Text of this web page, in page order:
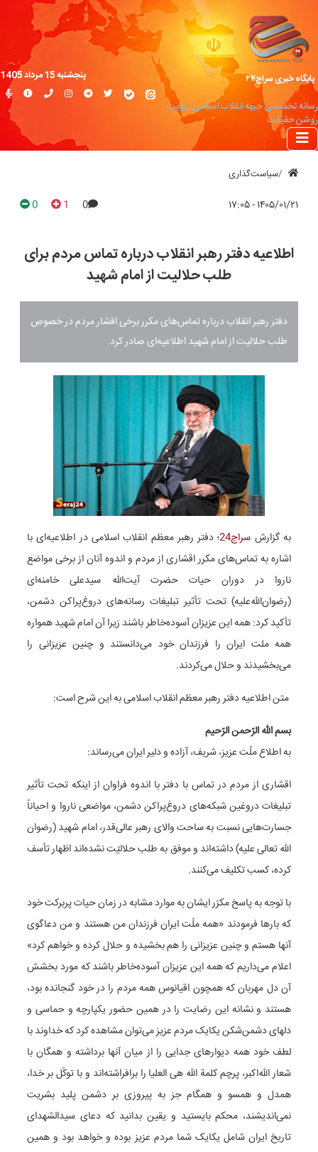
پایگاه خبری سراج۲۴
رسانه تخصصی جبهه انقلاب اسلامی؛ روایت
روشن حقیقت
پنجشنبه 15 مرداد 1405
سیاست‌گذاری
۱۴۰۵/۰۱/۲۱ - ۱۷:۰۵ 0
1
0
اطلاعیه دفتر رهبر انقلاب درباره تماس مردم برای
طلب حلالیت از امام شهید
دفتر رهبر انقلاب درباره تماس‌های مکرر برخی اقشار مردم در خصوص
طلب حلالیت از امام شهید اطلاعیه‌ای صادر کرد.
به گزارش سراج24
؛ دفتر رهبر معظم انقلاب اسلامی در اطلاعیه‌ای با
اشاره به تماس‌های مکرر اقشاری از مردم و اندوه آنان از برخی مواضع
ناروا در دوران حیات حضرت آیت‌‌الله سیدعلی خامنه‌ای
(رضوان‌الله‌علیه) تحت تأثیر تبلیغات رسانه‌های دروغ‌پراکن دشمن،
تأکید کرد: همه این عزیزان آسوده‌خاطر باشند زیرا آن امام شهید همواره
همه ملت ایران را فرزندان خود می‌دانستند و چنین عزیزانی را
می‌بخشیدند و حلال می‌کردند.
متن اطلاعیه دفتر رهبر معظم انقلاب اسلامی به این شرح است:
بسم اللّه الرّحمن الرّحیم
به اطلاع ملّت عزیز، شریف، آزاده و دلیر ایران می‌رساند:
اقشاری از مردم در تماس با دفتر با اندوه فراوان از اینکه تحت تأثیر
تبلیغات دروغین شبکه‌های دروغ‌پراکن دشمن، مواضعی ناروا و احیاناً
جسارت‌هایی نسبت به ساحت والای رهبر عالی‌قدر، امام شهید (رضوان
اللّه تعالی علیه) داشته‌اند و موفق به طلب حلالیّت نشده‌اند اظهار تأسف
کرده، کسب تکلیف می‌کنند.
با توجه به پاسخ مکرّر ایشان به موارد مشابه در زمان حیات پربرکت خود
که بارها فرمودند «همه ملّت ایران فرزندان من هستند و من دعاگوی
آنها هستم و چنین عزیزانی را هم بخشیده و حلال کرده و خواهم کرد»
اعلام می‌داریم که همه این عزیزان آسوده‌خاطر باشند که مورد بخشش
آن دل مهربان که همچون اقیانوس همه مردم را در خود گنجانده بود،
هستند و نشانه این رضایت را در همین حضور یکپارچه و حماسی و
دلهای دشمن‌شکن یکایک مردم عزیز می‌توان مشاهده کرد که خداوند با
لطف خود همه دیوارهای جدایی را از میان آنها برداشته و همگان با
شعار الله‌اکبر، پرچم کلمة‌ الله هی العلیا را برافراشته‌اند و با توکّل بر خدا،
همدل و همسو و همگام جز به پیروزی بر دشمن پلید بشریت
نمی‌اندیشند، محکم بایستید و یقین بدانید که دعای سیدالشهدای
تاریخ ایران شامل یکایک شما مردم عزیز بوده و خواهد بود و همین